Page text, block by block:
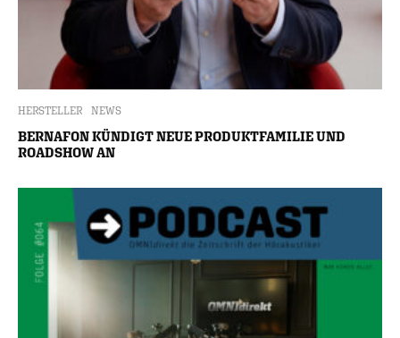
HERSTELLER NEWS
BERNAFON KÜNDIGT NEUE PRODUKTFAMILIE UND
ROADSHOW AN